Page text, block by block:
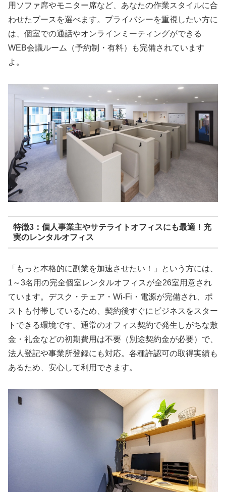
用ソファ席やモニター席など、あなたの作業スタイルに合
わせたブースを選べます。プライバシーを重視したい方に
は、個室での通話やオンラインミーティングができる
WEB会議ルーム（予約制・有料）も完備されています
よ。
特徴3：個人事業主やサテライトオフィスにも最適！充
実のレンタルオフィス
「もっと本格的に副業を加速させたい！」という方には、
1～3名用の完全個室レンタルオフィスが全26室用意され
ています。デスク・チェア・Wi-Fi・電源が完備され、ポ
ストも付帯しているため、契約後すぐにビジネスをスター
トできる環境です。通常のオフィス契約で発生しがちな敷
金・礼金などの初期費用は不要（別途契約金が必要）で、
法人登記や事業所登録にも対応。各種許認可の取得実績も
あるため、安心して利用できます。